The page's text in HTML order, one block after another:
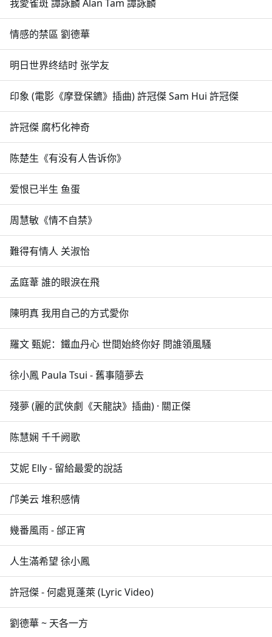
我愛雀斑 譚詠麟 Alan Tam 譚詠麟
情感的禁區 劉德華
明日世界终结时 张学友
印象 (電影《摩登保鑣》插曲) 許冠傑 Sam Hui 許冠傑
許冠傑 腐朽化神奇
陈楚生《有没有人告诉你》
爱恨已半生 鱼蛋
周慧敏《情不自禁》
難得有情人 关淑怡
孟庭葦 誰的眼淚在飛
陳明真 我用自己的方式愛你
羅文 甄妮：鐵血丹心 世間始終你好 問誰領風騷
徐小鳳 Paula Tsui - 舊事隨夢去
殘夢 (麗的武俠劇《天龍訣》插曲) · 關正傑
陈慧娴 千千阙歌
艾妮 Elly - 留給最愛的說話
邝美云 堆积感情
幾番風雨 - 邰正宵
人生滿希望 徐小鳳
許冠傑 - 何處覓蓬萊 (Lyric Video)
劉德華 ~ 天各一方